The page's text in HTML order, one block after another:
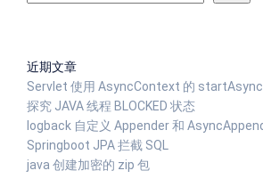
近期文章
Servlet 使用 AsyncContext 的
探究 JAVA 线程 BLOCKED 状态
logback 自定义 Appender 和
Springboot JPA 拦截 SQL
java 创建加密的 zip 包